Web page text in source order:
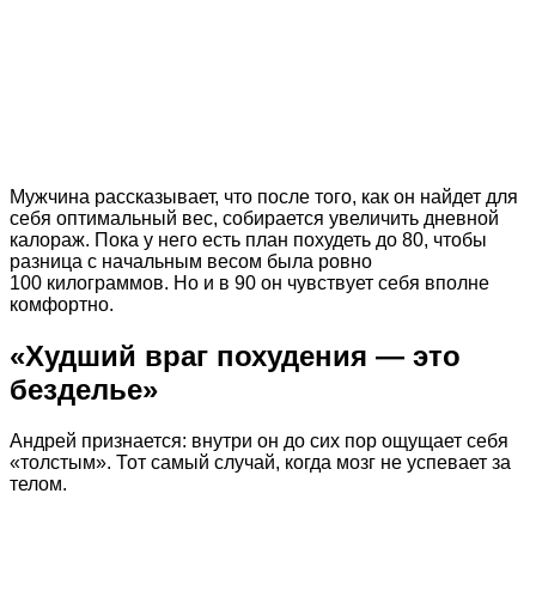
Мужчина рассказывает, что после того, как он найдет для
себя оптимальный вес, собирается увеличить дневной
калораж. Пока у него есть план похудеть до 80, чтобы
разница с начальным весом была ровно
100 килограммов. Но и в 90 он чувствует себя вполне
комфортно.
«Худший враг похудения — это
безделье»
Андрей признается: внутри он до сих пор ощущает себя
«толстым». Тот самый случай, когда мозг не успевает за
телом.